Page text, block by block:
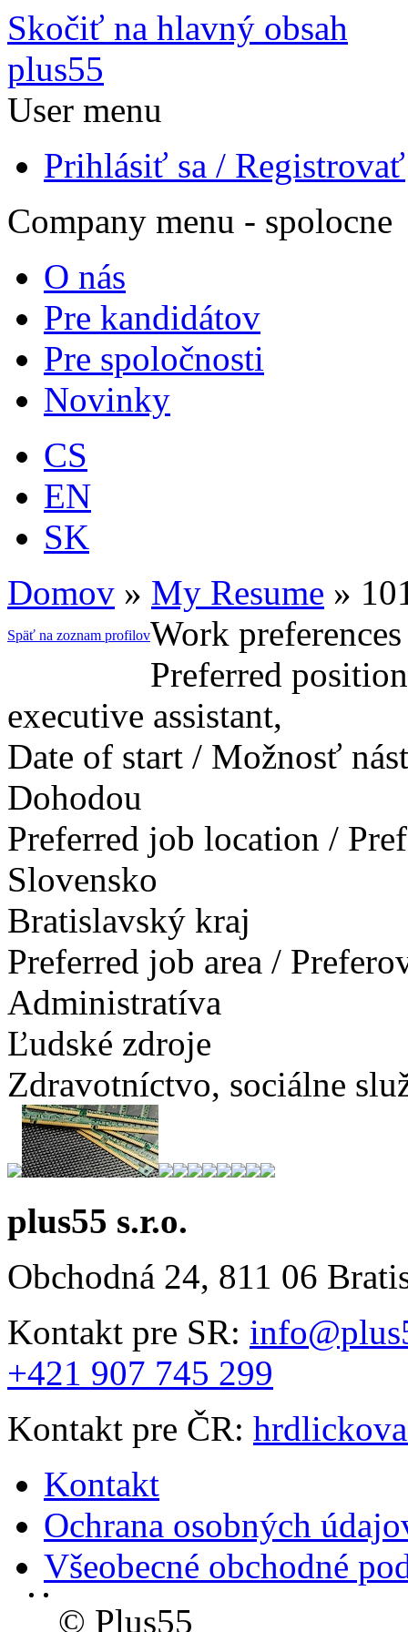
Skočiť na hlavný obsah
plus55
User menu
Prihlásiť sa / Registrovať
Company menu - spolocne
O nás
Pre kandidátov
Pre spoločnosti
Novinky
CS
EN
SK
Domov » My Resume »
Späť na zoznam profilovWork
Preferred
executive assistant,
Date of start / Možnosť
Dohodou
Preferred job location /
Slovensko
Bratislavský kraj
Preferred job area /
Administratíva
Ľudské zdroje
Zdravotníctvo, sociálne
plus55 s.r.o.
Obchodná 24, 811 06
Kontakt pre SR:
+421 907 745 299
Kontakt pre ČR:
Kontakt
Ochrana osobných
Všeobecné obchodné
© Plus55